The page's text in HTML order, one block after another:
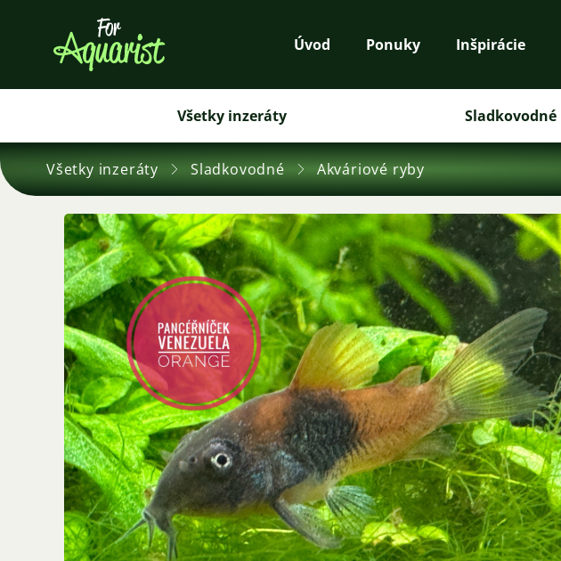
Úvod Ponuky Inšpirácie
Všetky inzeráty Sladkovodné
Všetky inzeráty Sladkovodné Akváriové ryby